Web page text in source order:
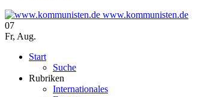
www.kommunisten.de
07
Fr, Aug.
Start
Suche
Rubriken
Internationales